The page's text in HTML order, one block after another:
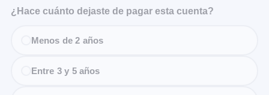
¿Hace cuánto dejaste de pagar esta cuenta?
Menos de 2 años
Entre 3 y 5 años